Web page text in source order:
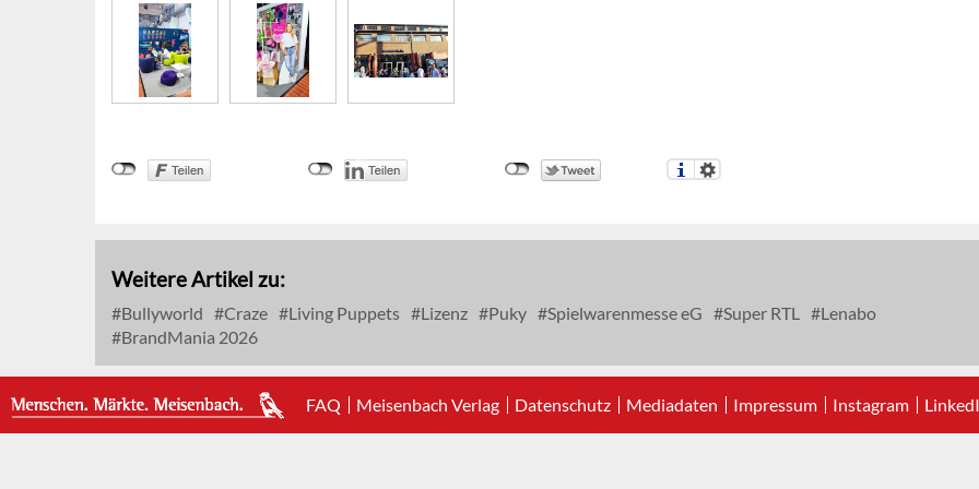
Weitere Artikel zu:
Bullyworld Craze Living Puppets Lizenz Puky Spielwarenmesse eG Super RTL
Lenabo
BrandMania 2026
FAQ Meisenbach Verlag Datenschutz Mediadaten Impressum Instagram